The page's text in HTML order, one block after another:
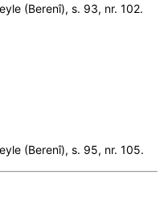
(Berenî), s. 93, nr. 102.
(Berenî), s. 95, nr. 105.